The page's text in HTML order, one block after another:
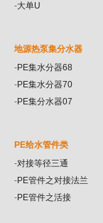
-大单U
地源热泵集分水器
-PE集水分器68
-PE集水分器70
-PE集分水器07
PE给水管件类
-对接等径三通
-PE管件之对接法兰
-PE管件之活接